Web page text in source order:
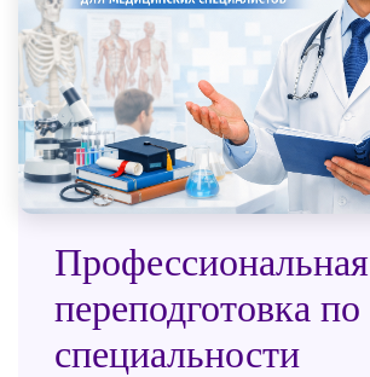
Профессиональная
переподготовка по
специальности